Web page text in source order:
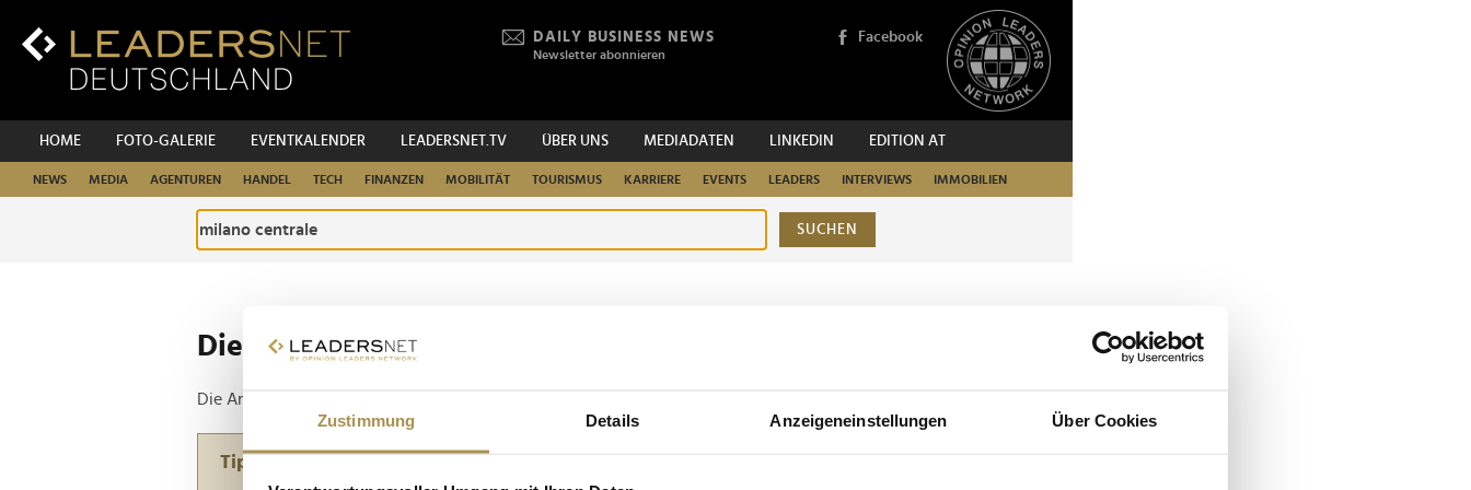
Zustimmung Details Anzeigeneinstellungen Über Cookies
Inhalt
DAILY BUSINESS NEWS
Newsletter abonnieren
Facebook
HOME FOTO-GALERIE EVENTKALENDER LEADERSNET.TV ÜBER UNS MEDIADATEN LINKEDIN EDITION AT
NEWS MEDIA AGENTUREN HANDEL TECH FINANZEN MOBILITÄT TOURISMUS KARRIERE EVENTS LEADERS INTERVIEWS IMMOBILIEN
SUCHEN
Die ganze Website durchsuchen
Die Anfrage ergab 1 Treffer.
Tipp